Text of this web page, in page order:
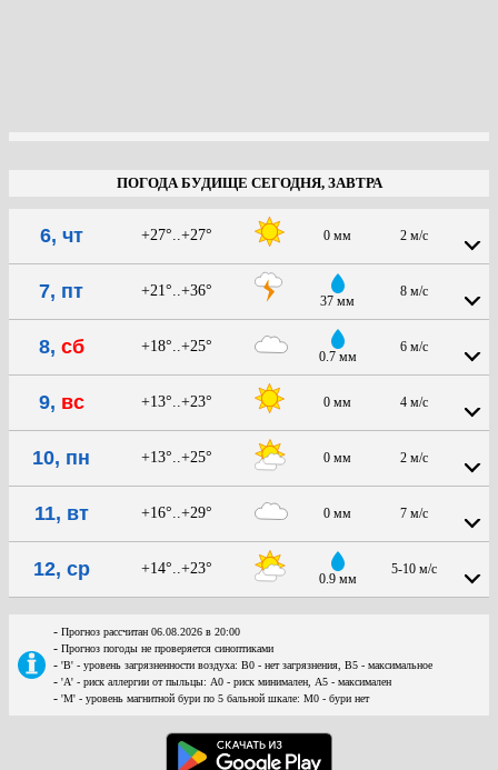
ПОГОДА БУДИЩЕ СЕГОДНЯ, ЗАВТРА
6, чт +27°..+27° 0 мм 2 м/с
7, пт +21°..+36°
37 мм
8 м/с
8, сб +18°..+25°
0.7 мм
6 м/с
9, вс +13°..+23° 0 мм 4 м/с
10, пн +13°..+25° 0 мм 2 м/с
11, вт +16°..+29° 0 мм 7 м/с
12, ср +14°..+23°
0.9 мм
5-10 м/с
- Прогноз рассчитан 06.08.2026 в 20:00
- Прогноз погоды не проверяется синоптиками
- 'В' - уровень загрязненности воздуха: В0 - нет загрязнения, В5 - максимальное
- 'А' - риск аллергии от пыльцы: А0 - риск минимален, А5 - максимален
- 'М' - уровень магнитной бури по 5 бальной шкале: М0 - бури нет